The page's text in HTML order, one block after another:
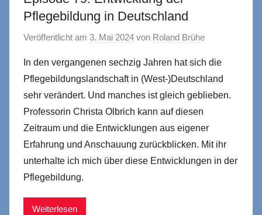
Pflegebildung in Deutschland
Veröffentlicht am 3. Mai 2024 von Roland Brühe
In den vergangenen sechzig Jahren hat sich die
Pflegebildungslandschaft in (West-)Deutschland
sehr verändert. Und manches ist gleich geblieben.
Professorin Christa Olbrich kann auf diesen
Zeitraum und die Entwicklungen aus eigener
Erfahrung und Anschauung zurückblicken. Mit ihr
unterhalte ich mich über diese Entwicklungen in der
Pflegebildung.
Weiterlesen